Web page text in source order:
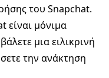
του Snapchat.
είναι μόνιμα
μια ειλικρινή
την ανάκτηση